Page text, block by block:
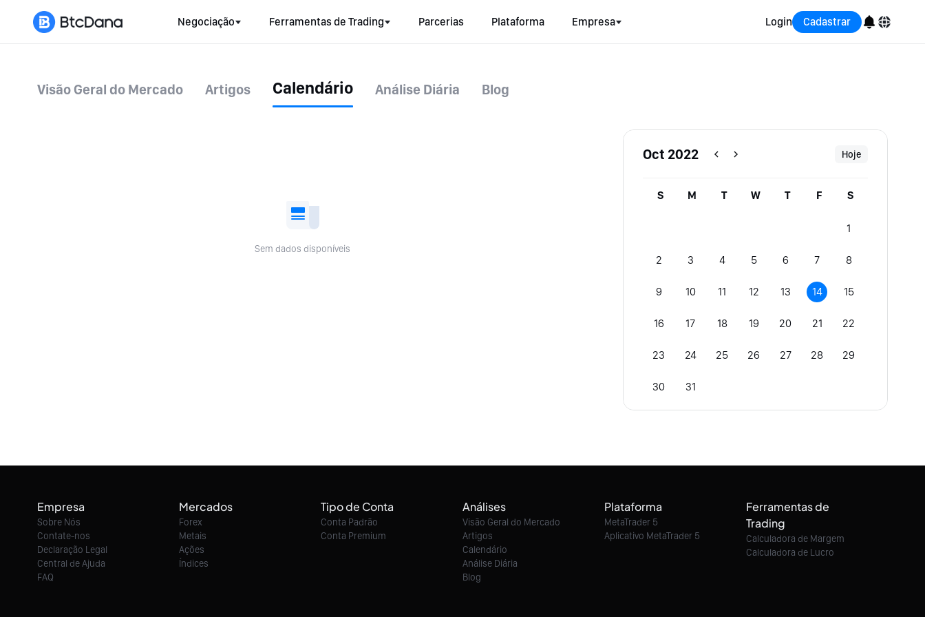
Negociação Ferramentas de Trading Parcerias Plataforma Empresa Login Cadastrar
Visão Geral do Mercado Artigos Calendário Análise Diária Blog
Sem dados disponíveis
Oct 2022 Hoje
S M T W T F S
1
2 3 4 5 6 7 8
9 10 11 12 13 14 15
16 17 18 19 20 21 22
23 24 25 26 27 28 29
30 31
Empresa
Sobre Nós
Contate-nos
Declaração Legal
Central de Ajuda
FAQ
Mercados
Forex
Metais
Ações
Índices
Tipo de Conta
Conta Padrão
Conta Premium
Análises
Visão Geral do Mercado
Artigos
Calendário
Análise Diária
Blog
Plataforma
MetaTrader 5
Aplicativo MetaTrader 5
Ferramentas de
Trading
Calculadora de Margem
Calculadora de Lucro